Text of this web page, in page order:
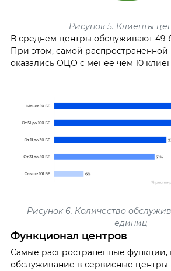
Рисунок 5. Клиенты
В среднем центры обслуживают 49
При этом, самой распространенной
оказались ОЦО с менее чем 10
Рисунок 6. Количество
единиц
Функционал центров
Самые распространенные функции,
обслуживание в сервисные